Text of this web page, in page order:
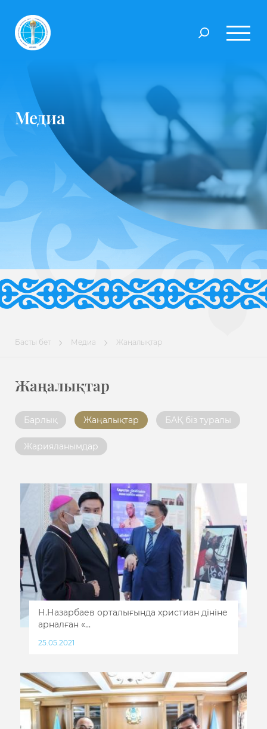
Медиа
Басты бет Медиа Жаңалықтар
Жаңалықтар
Барлық Жаңалықтар БАҚ біз туралы
Жарияланымдар
Н.Назарбаев орталығында христиан дініне
арналған «...
25.05.2021